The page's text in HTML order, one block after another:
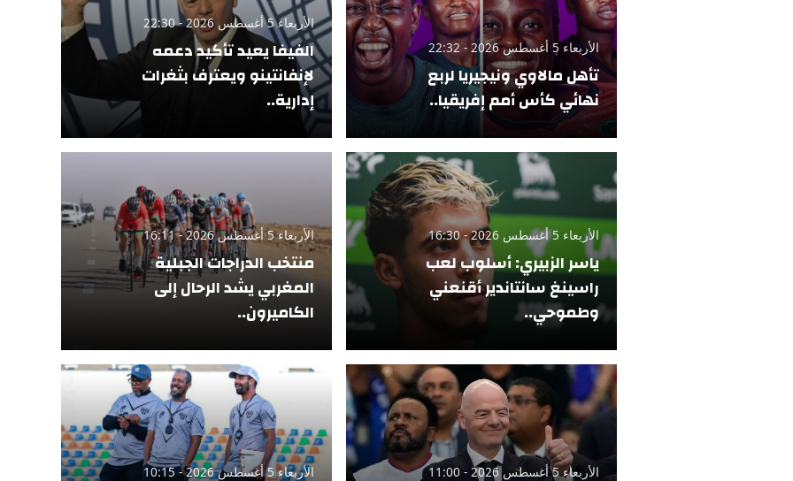
الأربعاء 5 أغسطس 2026 - 22:32
تأهل مالاوي ونيجيريا لربع
نهائي كأس أمم إفريقيا..
الأربعاء 5 أغسطس 2026 - 22:30
الفيفا يعيد تأكيد دعمه
لإنفانتينو ويعترف بثغرات
إدارية..
الأربعاء 5 أغسطس 2026 - 16:30
ياسر الزبيري: أسلوب لعب
راسينغ سانتاندير أقنعني
وطموحي..
الأربعاء 5 أغسطس 2026 - 16:11
منتخب الدراجات الجبلية
المغربي يشد الرحال إلى
الكاميرون..
الأربعاء 5 أغسطس 2026 - 11:00 الأربعاء 5 أغسطس 2026 - 10:15